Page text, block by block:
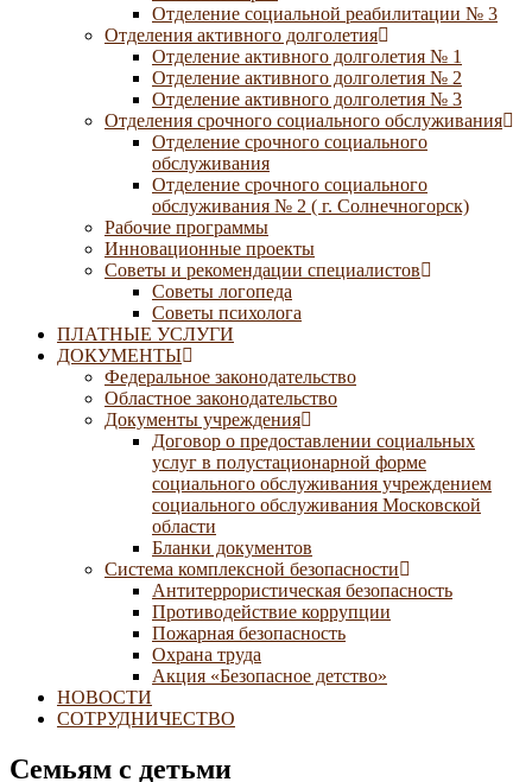
Отделение социальной реабилитации № 3
Отделения активного долголетия
Отделение активного долголетия № 1
Отделение активного долголетия № 2
Отделение активного долголетия № 3
Отделения срочного социального обслуживания
Отделение срочного социального
обслуживания
Отделение срочного социального
обслуживания № 2 ( г. Солнечногорск)
Рабочие программы
Инновационные проекты
Советы и рекомендации специалистов
Советы логопеда
Советы психолога
ПЛАТНЫЕ УСЛУГИ
ДОКУМЕНТЫ
Федеральное законодательство
Областное законодательство
Документы учреждения
Договор о предоставлении социальных
услуг в полустационарной форме
социального обслуживания учреждением
социального обслуживания Московской
области
Бланки документов
Система комплексной безопасности
Антитеррористическая безопасность
Противодействие коррупции
Пожарная безопасность
Охрана труда
Акция «Безопасное детство»
НОВОСТИ
СОТРУДНИЧЕСТВО
Семьям с детьми